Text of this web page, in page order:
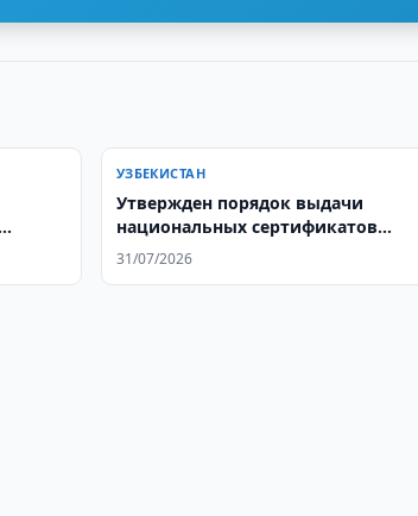
УЗБЕКИСТАН
Утвержден порядок выдачи
национальных сертификатов
учителям
31/07/2026